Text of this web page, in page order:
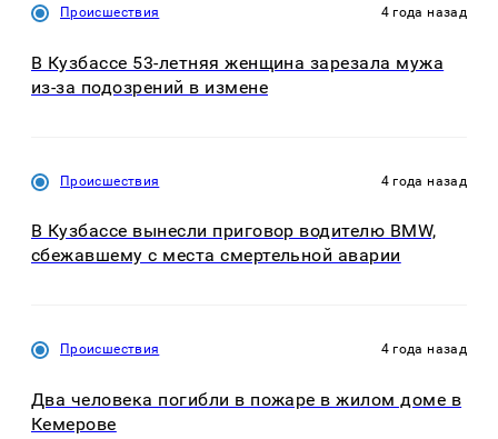
Происшествия 4 года назад
В Кузбассе 53-летняя женщина зарезала мужа
из-за подозрений в измене
Происшествия 4 года назад
В Кузбассе вынесли приговор водителю BMW,
сбежавшему с места смертельной аварии
Происшествия 4 года назад
Два человека погибли в пожаре в жилом доме в
Кемерове